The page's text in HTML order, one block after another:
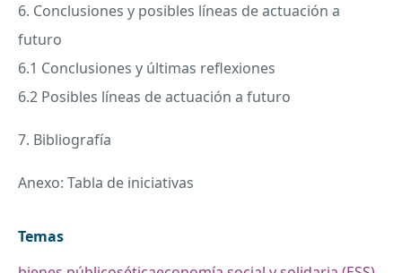
6. Conclusiones y posibles líneas de actuación a
futuro
6.1 Conclusiones y últimas reflexiones
6.2 Posibles líneas de actuación a futuro
7. Bibliografía
Anexo: Tabla de iniciativas
Temas